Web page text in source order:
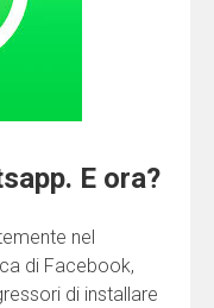
E ora?
nel
di Facebook,
di installare